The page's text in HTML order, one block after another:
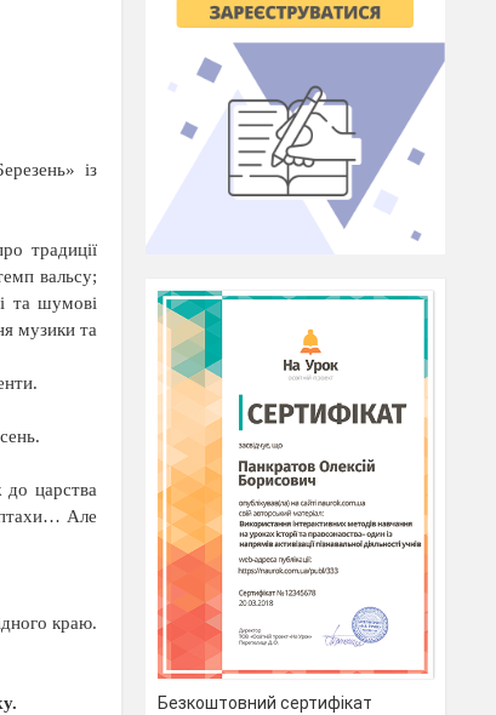
із
традиції
вальсу;
та шумові
музики та
царства
птахи… Але
краю.
Безкоштовний сертифікат